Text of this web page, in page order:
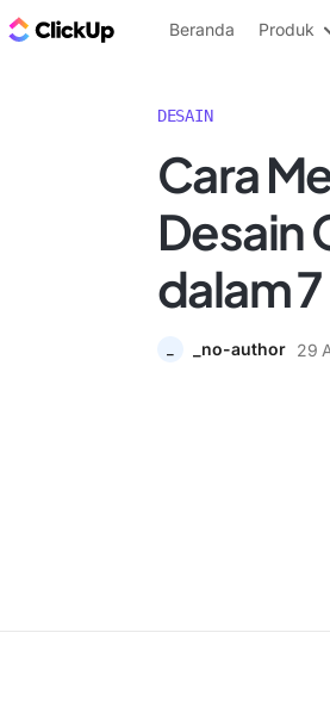
Blog ClickUp
Beranda Produk
DESAIN
Cara
Desain
dalam
_no-author 29